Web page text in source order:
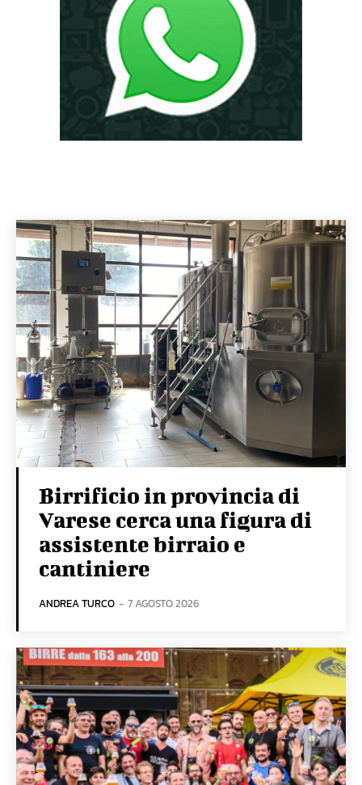
Birrificio in provincia di
Varese cerca una figura di
assistente birraio e
cantiniere
ANDREA TURCO - 7 AGOSTO 2026